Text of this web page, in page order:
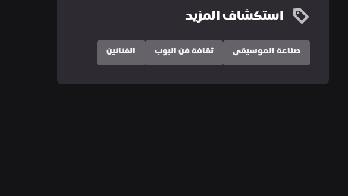
استكشاف المزيد
صناعة الموسيقى ثقافة فن البوب الفنانين